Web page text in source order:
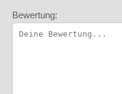
Bewertung: